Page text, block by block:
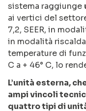
sistema raggiunge
ai vertici del
7,2, SEER, in
in modalità
temperature di
C a + 46° C, lo
L’unità esterna,
ampi vincoli
quattro tipi di